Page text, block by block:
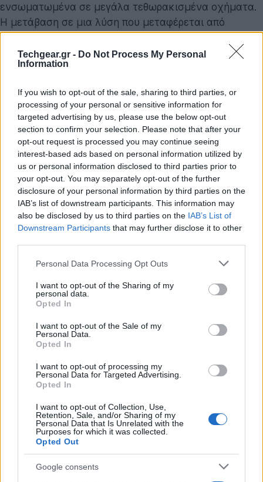
Techgear.gr - Do Not Process My Personal
Information
If you wish to opt-out of the sale, sharing to third parties, or
processing of your personal or sensitive information for
targeted advertising by us, please use the below opt-out
section to confirm your selection. Please note that after your
opt-out request is processed you may continue seeing
interest-based ads based on personal information utilized by
us or personal information disclosed to third parties prior to
your opt-out. You may separately opt-out of the further
disclosure of your personal information by third parties on the
IAB’s list of downstream participants. This information may
also be disclosed by us to third parties on the IAB’s List of
Downstream Participants that may further disclose it to other
Please note that this website/app uses one or more Google
not limited to your visit or usage behaviour. You may click to
grant or deny consent to Google and its third-party tags to
use your data for below specified purposes in below Google
consent section.
Personal Data Processing Opt Outs
I want to opt-out of the Sharing of my
personal data.
Opted In
I want to opt-out of the Sale of my
Personal Data.
Opted In
I want to opt-out of processing my
Personal Data for Targeted Advertising.
Opted In
I want to opt-out of Collection, Use,
Retention, Sale, and/or Sharing of my
Personal Data that Is Unrelated with the
Purposes for which it was collected.
Opted Out
Google consents
ενσωματωμένα σε μεγάλα τεθωρακισμένα οχήματα.
Η μετάβαση σε μια λύση που μεταφέρεται από
ανθρώπους αποτελεί ένα σημαντικό βήμα για την
αποκεντρωμένη άμυνα μικρών μονάδων πεζικού.
σταθερό μοντέλο Lijian-10G να φτάνει τα 1.200 μέτρα
εμβέλειας. Ωστόσο, το ενδιαφέρον επικεντρώνεται
στα δύο φορητά μοντέλα που παρουσιάστηκαν:
Lijian II:Βάρος 30 κιλά (μεταφορά από δύο άτομα).
Lijian III:Βάρος 25 κιλά, διαχωρισμένο σε πομπό
(15 κιλά) και αερόψυκτο σύστημα ψύξης (10 κιλά).
Ισχύς εκπομπής:Περίπου 2 kW.
Δραστικό βεληνεκές:Έως 500 μέτρα.
Γωνία σκόπευσης:Άνω των 90 μοιρών,
επιτρέποντας κατακόρυφη εμπλοκή στόχων που
Πώς λειτουργεί η θερμική εξουδετέρωση των
Ο φορητός πομπός εκπέμπει μια συγκεντρωμένη
δέσμη φωτός ισχύος 2 kW, απαιτώντας συνεχή
θερμική ενέργεια καταστρέφει οπτικούς αισθητήρες,
λιώνει εξωτερικές καλωδιώσεις ή προκαλεί κρίσιμη
υπερθέρμανση στη μπαταρία του
σε άμεση πτώση.
Αντίθετα με τα κινητικά όπλα (όπως τα βλήματα ή οι
ενέργειας τους τη στιγμή της πρόσκρουσης, τα